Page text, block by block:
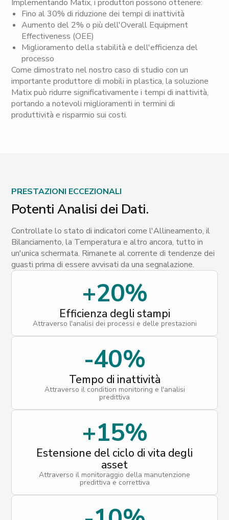
Implementando Matix, i produttori possono ottenere:
Fino al 30% di riduzione dei tempi di inattività
Aumento del 2% o più dell'Overall Equipment
Effectiveness (OEE)
Miglioramento della stabilità e dell'efficienza del
processo
Come dimostrato nel nostro caso di studio con un
importante produttore di mobili in plastica, la soluzione
Matix può ridurre significativamente i tempi di inattività,
portando a notevoli miglioramenti in termini di
produttività e risparmio sui costi.
+20%
Efficienza degli stampi
Attraverso l'analisi dei processi e delle prestazioni
-40%
Tempo di inattività
Attraverso il condition monitoring e l'analisi
predittiva
+15%
Estensione del ciclo di vita degli
asset
Attraverso il monitoraggio della manutenzione
predittiva e correttiva
PRESTAZIONI ECCEZIONALI
Potenti Analisi dei Dati.
Controllate lo stato di indicatori come l'Allineamento, il
Bilanciamento, la Temperatura e altro ancora, tutto in
un'unica schermata. Rimanete al corrente di tendenze dei
guasti prima di essere avvisati da una segnalazione.